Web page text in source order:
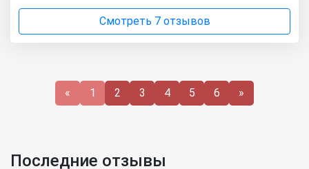
Смотреть 7 отзывов
« 1 2 3 4 5 6 »
Последние отзывы